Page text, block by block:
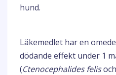
hund.
Läkemedlet har en
dödande effekt under 1
(Ctenocephalides felisoch